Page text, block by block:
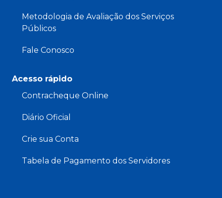
Metodologia de Avaliação dos Serviços
Públicos
Fale Conosco
Acesso rápido
Contracheque Online
Diário Oficial
Crie sua Conta
Tabela de Pagamento dos Servidores